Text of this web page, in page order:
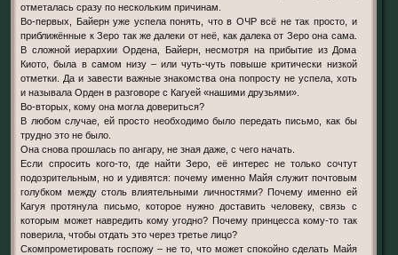
отметалась сразу по нескольким причинам.
Во-первых, Байерн уже успела понять, что в ОЧР всё не так просто, и
приближённые к Зеро так же далеки от неё, как далека от Зеро она сама.
В сложной иерархии Ордена, Байерн, несмотря на прибытие из Дома
Киото, была в самом низу – или чуть-чуть повыше критически низкой
отметки. Да и завести важные знакомства она попросту не успела, хоть
и называла Орден в разговоре с Кагуей «нашими друзьями».
Во-вторых, кому она могла довериться?
В любом случае, ей просто необходимо было передать письмо, как бы
трудно это не было.
Она снова прошлась по ангару, не зная даже, с чего начать.
Если спросить кого-то, где найти Зеро, её интерес не только сочтут
подозрительным, но и удивятся: почему именно Майя служит почтовым
голубком между столь влиятельными личностями? Почему именно ей
Кагуя протянула письмо, которое нужно доставить человеку, связь с
которым может навредить кому угодно? Почему принцесса кому-то так
поверила, чтобы отдать это через третье лицо?
Скомпрометировать госпожу – не то, что может спокойно сделать Майя